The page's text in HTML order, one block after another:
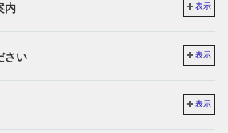
内 表示
さい 表示
表示